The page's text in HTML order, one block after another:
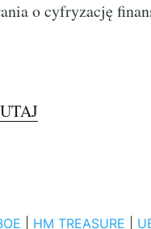
o cyfryzację
HM TREASURE